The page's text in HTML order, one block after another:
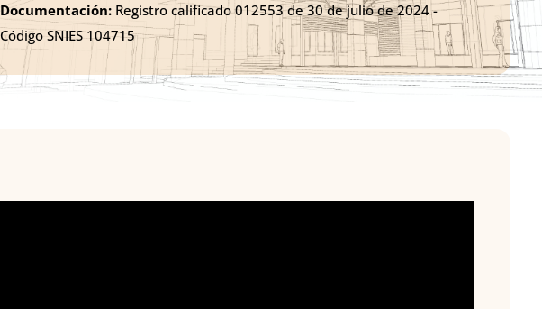
Documentación: Registro calificado 012553 de 30 de julio de 2024 -
Código SNIES 104715